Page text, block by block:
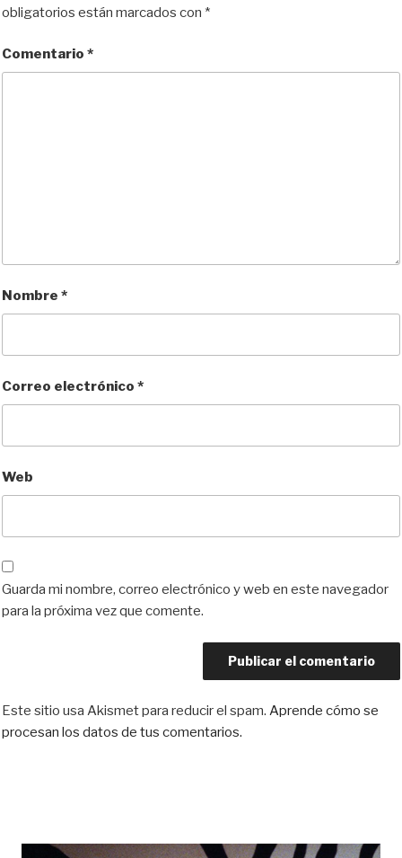
y
o
o
t
obligatorios están marcados con *
Comentario *
Nombre *
Correo electrónico *
Web
Guarda mi nombre, correo electrónico y web en este navegador
para la próxima vez que comente.
Este sitio usa Akismet para reducir el spam. Aprende cómo se
procesan los datos de tus comentarios.